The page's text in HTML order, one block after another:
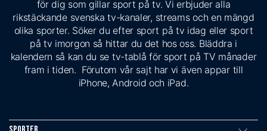
för dig som gillar sport på tv. Vi erbjuder alla
rikstäckande svenska tv-kanaler, streams och en mängd
olika sporter. Söker du efter sport på tv idag eller sport
på tv imorgon så hittar du det hos oss. Bläddra i
kalendern så kan du se tv-tablå för sport på TV månader
fram i tiden. Förutom vår sajt har vi även appar till
iPhone, Android och iPad.